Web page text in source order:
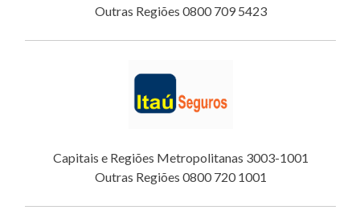
Outras Regiões 0800 709 5423
Capitais e Regiões Metropolitanas 3003-1001
Outras Regiões 0800 720 1001